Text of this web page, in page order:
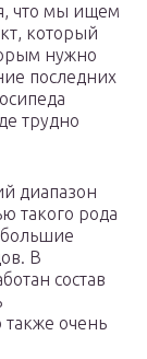
что мы ищем
который
нужно
последних
трудно
диапазон
такого рода
В
состав
очень